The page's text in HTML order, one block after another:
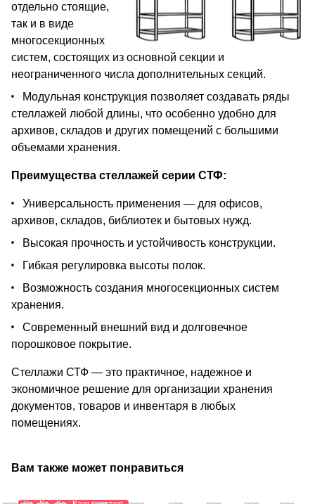
отдельно стоящие,
так и в виде
многосекционных
систем, состоящих из основной секции и
неограниченного числа дополнительных секций.
Модульная конструкция позволяет создавать ряды
стеллажей любой длины, что особенно удобно для
архивов, складов и других помещений с большими
объемами хранения.
Преимущества стеллажей серии СТФ:
Универсальность применения — для офисов,
архивов, складов, библиотек и бытовых нужд.
Высокая прочность и устойчивость конструкции.
Гибкая регулировка высоты полок.
Возможность создания многосекционных систем
хранения.
Современный внешний вид и долговечное
порошковое покрытие.
Стеллажи СТФ — это практичное, надежное и
экономичное решение для организации хранения
документов, товаров и инвентаря в любых
помещениях.
Вам также может понравиться